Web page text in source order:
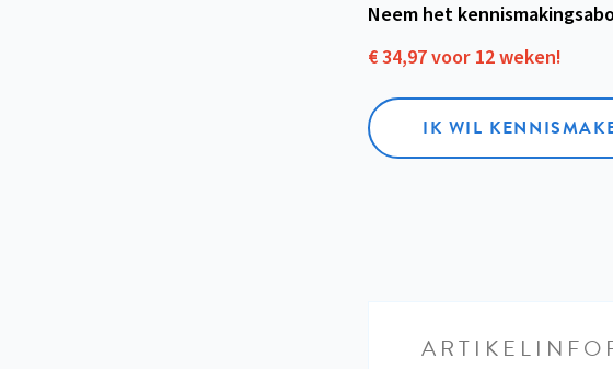
Neem het
€ 34,97 voor 12 weken!
IK WIL